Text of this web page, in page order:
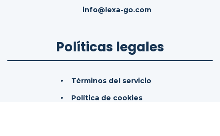
info@lexa-go.com
Políticas legales
Términos del servicio
Política de cookies